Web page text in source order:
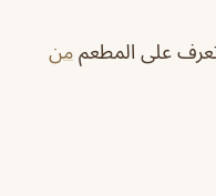
على المطعم من